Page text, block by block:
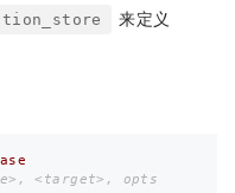
来定义
<target>, opts